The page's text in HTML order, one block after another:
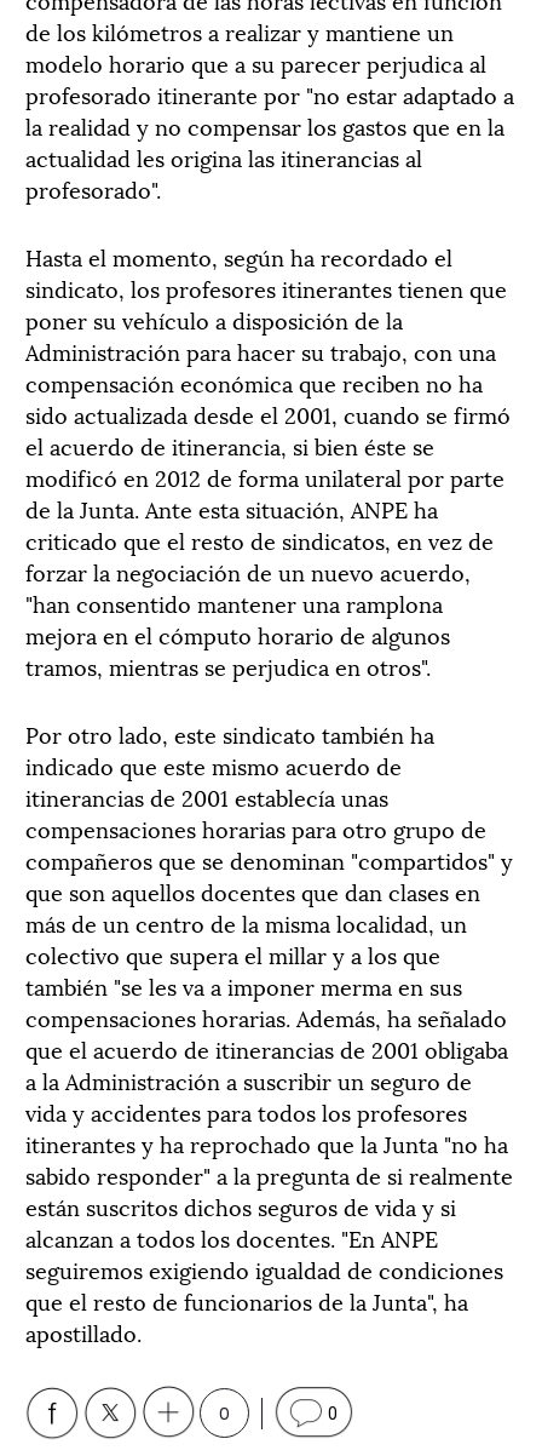
de los kilómetros a realizar y mantiene un
modelo horario que a su parecer perjudica al
profesorado itinerante por "no estar adaptado a
la realidad y no compensar los gastos que en la
actualidad les origina las itinerancias al
profesorado".
Hasta el momento, según ha recordado el
sindicato, los profesores itinerantes tienen que
poner su vehículo a disposición de la
Administración para hacer su trabajo, con una
compensación económica que reciben no ha
sido actualizada desde el 2001, cuando se firmó
el acuerdo de itinerancia, si bien éste se
modificó en 2012 de forma unilateral por parte
de la Junta. Ante esta situación, ANPE ha
criticado que el resto de sindicatos, en vez de
forzar la negociación de un nuevo acuerdo,
"han consentido mantener una ramplona
mejora en el cómputo horario de algunos
tramos, mientras se perjudica en otros".
Por otro lado, este sindicato también ha
indicado que este mismo acuerdo de
itinerancias de 2001 establecía unas
compensaciones horarias para otro grupo de
compañeros que se denominan "compartidos" y
que son aquellos docentes que dan clases en
más de un centro de la misma localidad, un
colectivo que supera el millar y a los que
también "se les va a imponer merma en sus
compensaciones horarias. Además, ha señalado
que el acuerdo de itinerancias de 2001 obligaba
a la Administración a suscribir un seguro de
vida y accidentes para todos los profesores
itinerantes y ha reprochado que la Junta "no ha
sabido responder" a la pregunta de si realmente
están suscritos dichos seguros de vida y si
alcanzan a todos los docentes. "En ANPE
seguiremos exigiendo igualdad de condiciones
que el resto de funcionarios de la Junta", ha
apostillado.
0 0